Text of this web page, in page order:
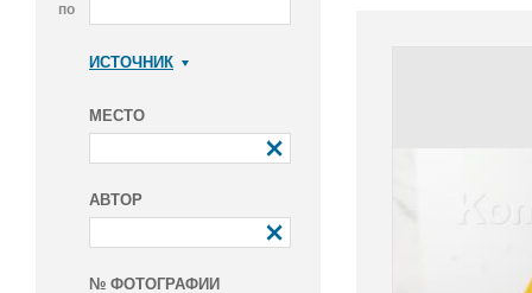
по
ИСТОЧНИК
МЕСТО
АВТОР
№ ФОТОГРАФИИ